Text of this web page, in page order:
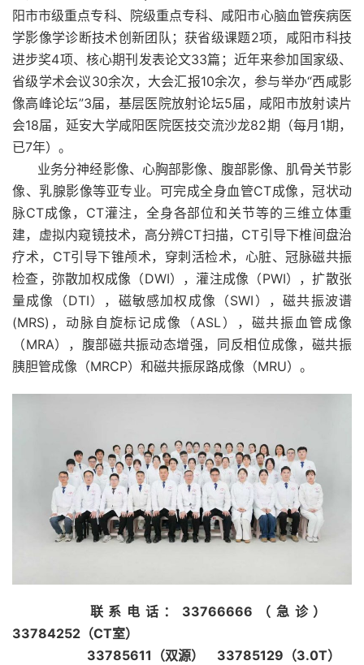
阳市市级重点专科、院级重点专科、咸阳市心脑血管疾病医
学影像学诊断技术创新团队；获省级课题2项，咸阳市科技
进步奖4项、核心期刊发表论文33篇；近年来参加国家级、
省级学术会议30余次，大会汇报10余次，参与举办“西咸影
像高峰论坛”3届，基层医院放射论坛5届，咸阳市放射读片
会18届，延安大学咸阳医院医技交流沙龙82期（每月1期，
已7年）。
业务分神经影像、心胸部影像、腹部影像、肌骨关节影
像、乳腺影像等亚专业。可完成全身血管CT成像，冠状动
脉CT成像，CT灌注，全身各部位和关节等的三维立体重
建，虚拟内窥镜技术，高分辨CT扫描，CT引导下椎间盘治
疗术，CT引导下锥颅术，穿刺活检术，心脏、冠脉磁共振
检查，弥散加权成像（DWI），灌注成像（PWI），扩散张
量成像（DTI），磁敏感加权成像（SWI），磁共振波谱
(MRS)，动脉自旋标记成像（ASL），磁共振血管成像
（MRA），腹部磁共振动态增强，同反相位成像，磁共振
胰胆管成像（MRCP）和磁共振尿路成像（MRU）。
联系电话：33766666（急诊）
33784252（CT室）
33785611（双源） 33785129（3.0T）